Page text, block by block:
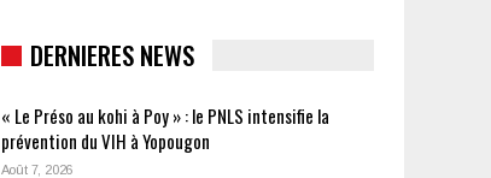
DERNIERES NEWS
« Le Préso au kohi à Poy » : le PNLS intensifie la
prévention du VIH à Yopougon
Août 7, 2026